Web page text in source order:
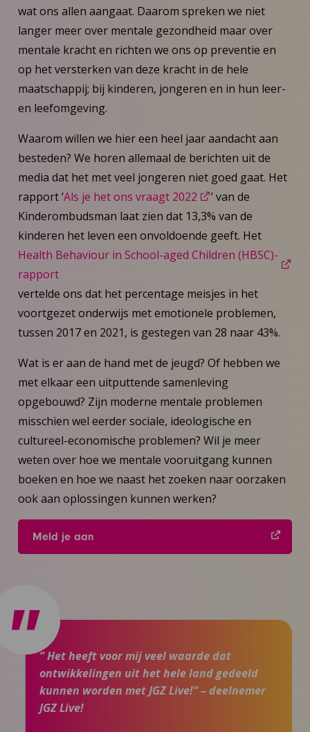
wat ons allen aangaat. Daarom spreken we niet
langer meer over mentale gezondheid maar over
mentale kracht en richten we ons op preventie en
op het versterken van deze kracht in de hele
maatschappij; bij kinderen, jongeren en in hun leer-
en leefomgeving.
Waarom willen we hier een heel jaar aandacht aan
besteden? We horen allemaal de berichten uit de
media dat het met veel jongeren niet goed gaat. Het
rapport ‘Als je het ons vraagt 2022
’ van de
Kinderombudsman laat zien dat 13,3% van de
kinderen het leven een onvoldoende geeft. Het
Health Behaviour in School-aged Children (HBSC)-
rapport
vertelde ons dat het percentage meisjes in het
voortgezet onderwijs met emotionele problemen,
tussen 2017 en 2021, is gestegen van 28 naar 43%.
Wat is er aan de hand met de jeugd? Of hebben we
met elkaar een uitputtende samenleving
opgebouwd? Zijn moderne mentale problemen
misschien wel eerder sociale, ideologische en
cultureel-economische problemen? Wil je meer
weten over hoe we mentale vooruitgang kunnen
boeken en hoe we naast het zoeken naar oorzaken
ook aan oplossingen kunnen werken?
Meld je aan
” Het heeft voor mij veel waarde dat
ontwikkelingen uit het hele land gedeeld
kunnen worden met JGZ Live!” – deelnemer
JGZ Live!